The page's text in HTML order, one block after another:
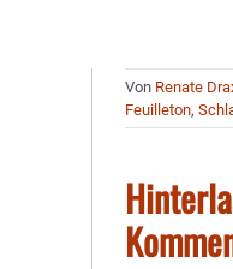
Von Renate
Feuilleton,